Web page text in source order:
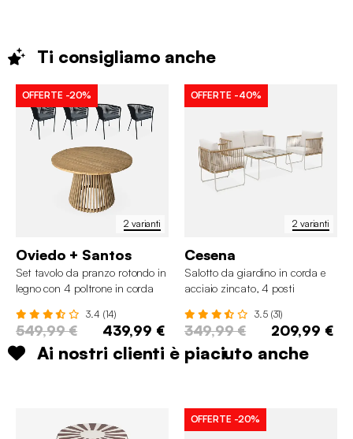
Ti consigliamo anche
2 varianti
OFFERTE -20%
Oviedo + Santos
Set tavolo da pranzo rotondo in
legno con 4 poltrone in corda
3.4 (14)
549,99 € 439,99 €
2 varianti
OFFERTE -40%
Cesena
Salotto da giardino in corda e
acciaio zincato, 4 posti
3.5 (31)
349,99 € 209,99 €
Ai nostri clienti è piaciuto anche
OFFERTE -20%